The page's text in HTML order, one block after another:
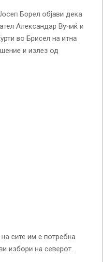
Борел објави дека
Александар Вучиќ и
во Брисел на итна
и излез од
сите им е потребна
избори на северот.